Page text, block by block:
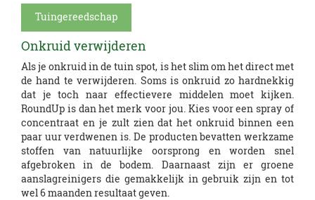
Tuingereedschap
Onkruid verwijderen
Als je onkruid in de tuin spot, is het slim om het direct met
de hand te verwijderen. Soms is onkruid zo hardnekkig
dat je toch naar effectievere middelen moet kijken.
RoundUp is dan het merk voor jou. Kies voor een spray of
concentraat en je zult zien dat het onkruid binnen een
paar uur verdwenen is. De producten bevatten werkzame
stoffen van natuurlijke oorsprong en worden snel
afgebroken in de bodem. Daarnaast zijn er groene
aanslagreinigers die gemakkelijk in gebruik zijn en tot
wel 6 maanden resultaat geven.